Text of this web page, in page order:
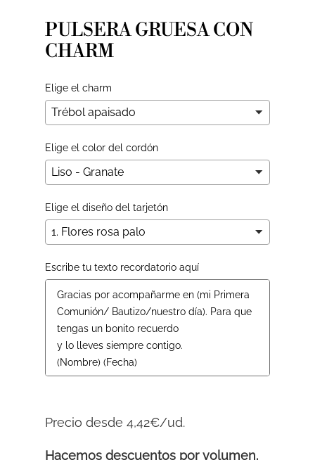
PULSERA GRUESA CON
CHARM
Elige el charm
Elige el color del cordón
Elige el diseño del tarjetón
Escribe tu texto recordatorio aquí
Precio desde 4,42€/ud.
Hacemos descuentos por volumen.